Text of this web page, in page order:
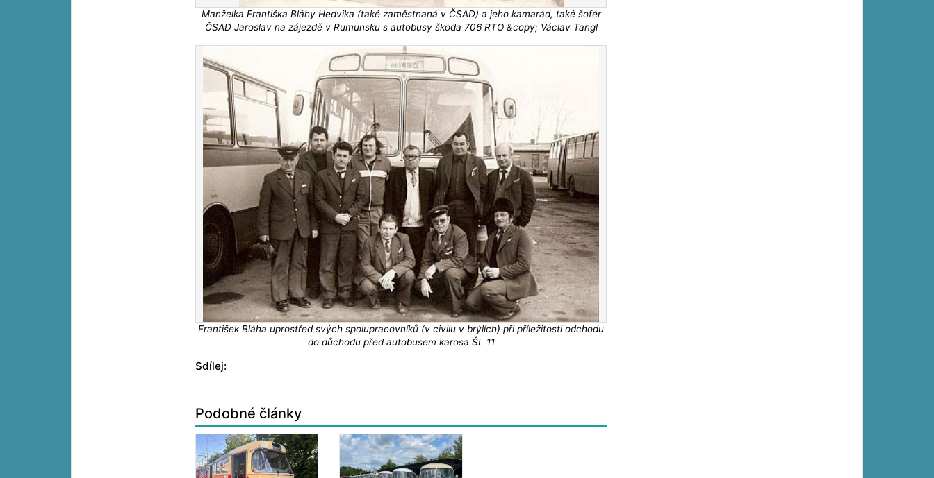
Manželka Františka Bláhy Hedvika (také zaměstnaná v ČSAD) a jeho kamarád, také šofér
ČSAD Jaroslav na zájezdě v Rumunsku s autobusy škoda 706 RTO &copy; Václav Tangl
František Bláha uprostřed svých spolupracovníků (v civilu v brýlích) při příležitosti odchodu
do důchodu před autobusem karosa ŠL 11
Sdílej:
Podobné články